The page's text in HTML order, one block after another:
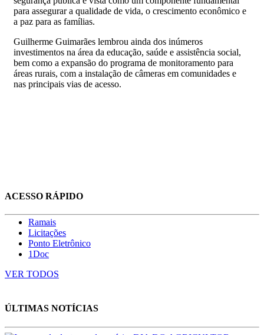
para assegurar a qualidade de vida, o crescimento econômico e
a paz para as famílias.
Guilherme Guimarães lembrou ainda dos inúmeros
investimentos na área da educação, saúde e assistência social,
bem como a expansão do programa de monitoramento para
áreas rurais, com a instalação de câmeras em comunidades e
nas principais vias de acesso.
ACESSO RÁPIDO
Ramais
Licitações
Ponto Eletrônico
1Doc
VER TODOS
ÚLTIMAS NOTÍCIAS